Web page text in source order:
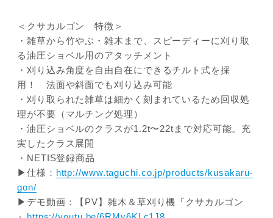
＜クサカルゴン 特徴＞
・雑草から竹やぶ・雑木まで、スピーディーに刈り取
る油圧ショベル用のアタッチメント
・刈り込み角度を自由自在にできるチルト式を採
用！ 法面や斜面でも刈り込み可能
・刈り取られた雑草は細かく刻まれているため回収処
理が不要（マルチング処理）
・油圧ショベルのクラスが1.2t〜22tまで対応可能。充
実したクラス展開
・NETIS登録商品
▶仕様： http://www.taguchi.co.jp/products/kusakaru-
gon/
▶デモ動画：【PV】雑木＆草刈り機『クサカルゴン